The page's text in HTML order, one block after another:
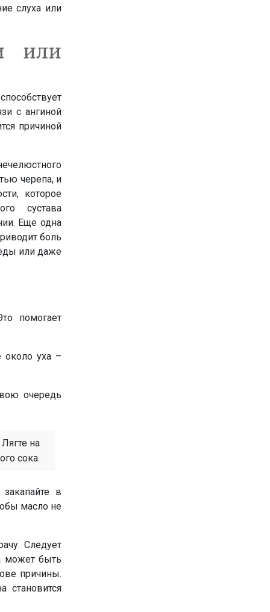
слуха или
или
с ангиной
причиной
черепа, и
которое
сустава
Еще одна
боль
или даже
помогает
около уха –
очередь
на
сока.
в
масло не
Следует
может быть
причины.